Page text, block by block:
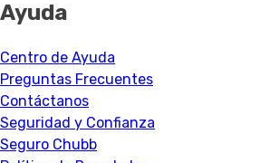
Ayuda
Centro de Ayuda
Preguntas Frecuentes
Contáctanos
Seguridad y Confianza
Seguro Chubb